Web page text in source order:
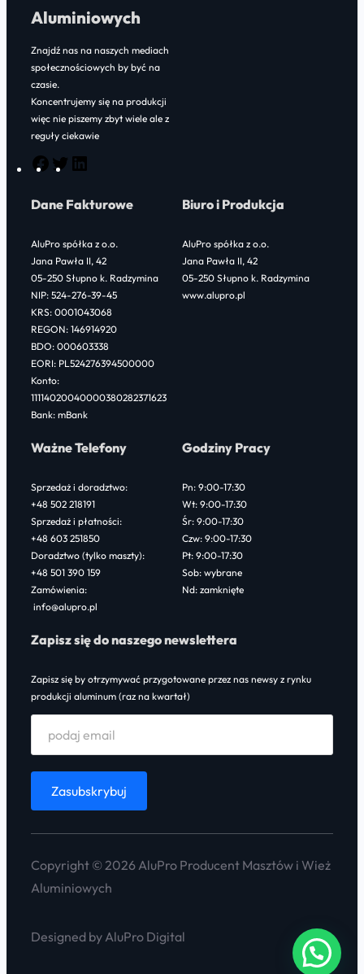
Aluminiowych
Znajdź nas na naszych mediach
społecznościowych by być na
czasie.
Koncentrujemy się na produkcji
więc nie piszemy zbyt wiele ale z
reguły ciekawie
F
c
b
o
o
k
T
i
e
r
n
e
d
I
n
Dane Fakturowe
AluPro spółka z o.o.
Jana Pawła II, 42
05-250 Słupno k. Radzymina
NIP: 524-276-39-45
KRS: 0001043068
REGON: 146914920
BDO: 000603338
EORI: PL524276394500000
Konto:
11114020040000380282371623
Bank: mBank
Biuro i Produkcja
AluPro spółka z o.o.
Jana Pawła II, 42
05-250 Słupno k. Radzymina
www.alupro.pl
Ważne Telefony
Sprzedaż i doradztwo:
+48 502 218191
Sprzedaż i płatności:
+48 603 251850
Doradztwo (tylko maszty):
+48 501 390 159
Zamówienia:
info@alupro.pl
Godziny Pracy
Pn: 9:00-17:30
Wt: 9:00-17:30
Śr: 9:00-17:30
Czw: 9:00-17:30
Pt: 9:00-17:30
Sob: wybrane
Nd: zamknięte
Zapisz się do naszego newslettera
Zapisz się by otrzymywać przygotowane przez nas newsy z rynku
produkcji aluminum (raz na kwartał)
Copyright © 2026 AluPro Producent Masztów i Wież
Aluminiowych
Designed by AluPro Digital